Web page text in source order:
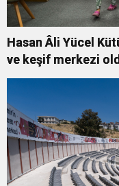
Hasan Âli Yücel
ve keşif merkezi